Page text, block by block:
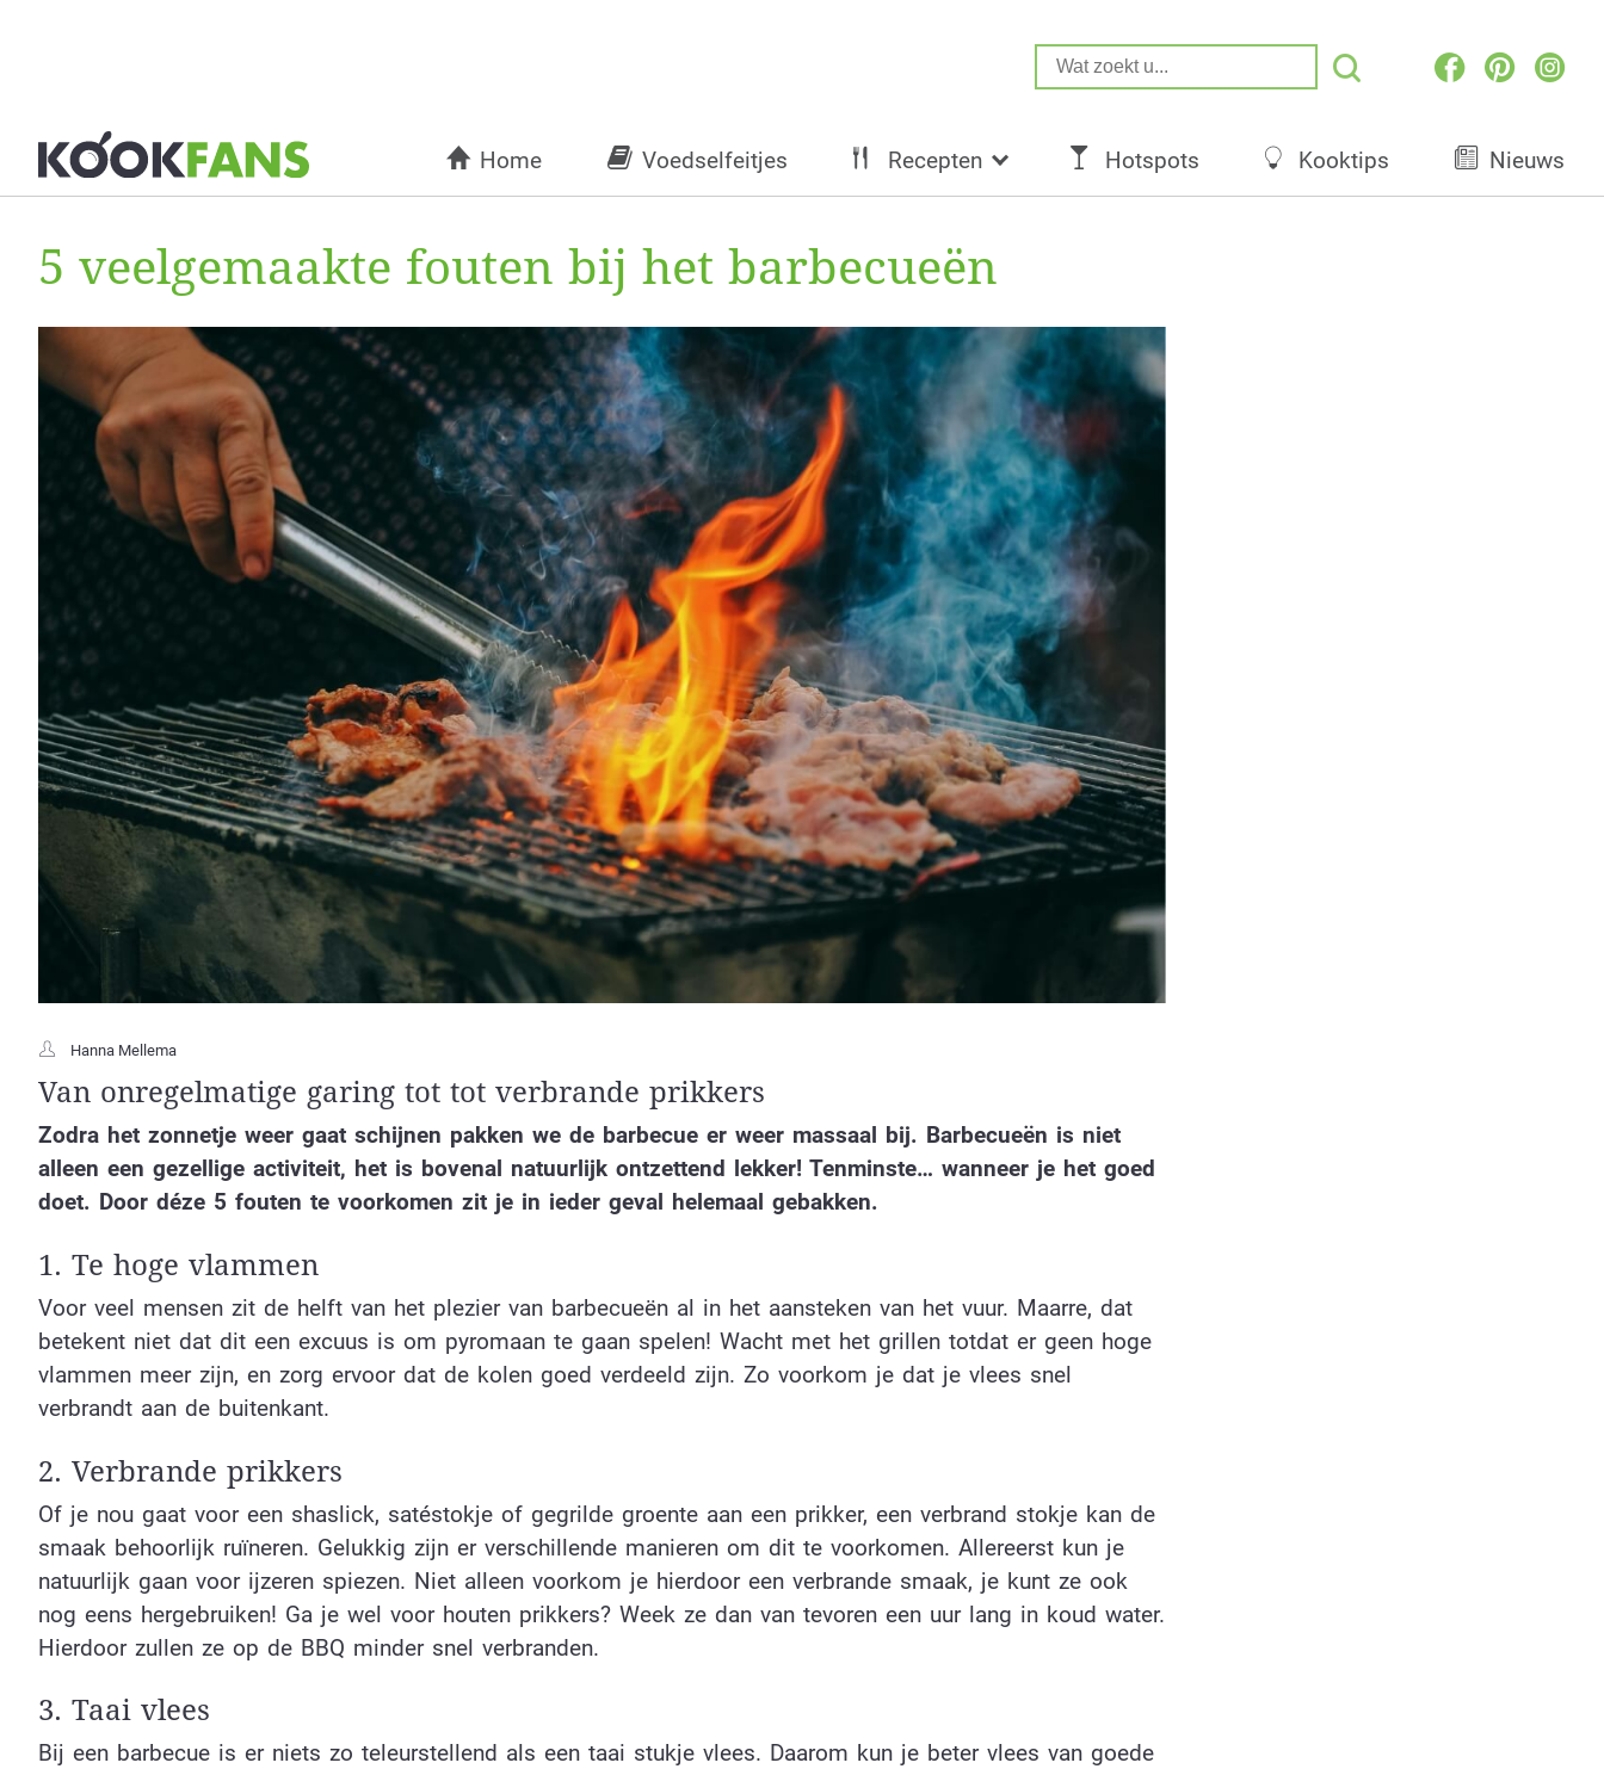
Home Voedselfeitjes Recepten Hotspots Kooktips Nieuws
5 veelgemaakte fouten bij het barbecueën
Hanna Mellema
Van onregelmatige garing tot tot verbrande prikkers
Zodra het zonnetje weer gaat schijnen pakken we de barbecue er weer massaal bij. Barbecueën is niet
alleen een gezellige activiteit, het is bovenal natuurlijk ontzettend lekker! Tenminste… wanneer je het goed
doet. Door déze 5 fouten te voorkomen zit je in ieder geval helemaal gebakken.
1. Te hoge vlammen
Voor veel mensen zit de helft van het plezier van barbecueën al in het aansteken van het vuur. Maarre, dat
betekent niet dat dit een excuus is om pyromaan te gaan spelen! Wacht met het grillen totdat er geen hoge
vlammen meer zijn, en zorg ervoor dat de kolen goed verdeeld zijn. Zo voorkom je dat je vlees snel
verbrandt aan de buitenkant.
2. Verbrande prikkers
Of je nou gaat voor een shaslick, satéstokje of gegrilde groente aan een prikker, een verbrand stokje kan de
smaak behoorlijk ruïneren. Gelukkig zijn er verschillende manieren om dit te voorkomen. Allereerst kun je
natuurlijk gaan voor ijzeren spiezen. Niet alleen voorkom je hierdoor een verbrande smaak, je kunt ze ook
nog eens hergebruiken! Ga je wel voor houten prikkers? Week ze dan van tevoren een uur lang in koud water.
Hierdoor zullen ze op de BBQ minder snel verbranden.
3. Taai vlees
Bij een barbecue is er niets zo teleurstellend als een taai stukje vlees. Daarom kun je beter vlees van goede